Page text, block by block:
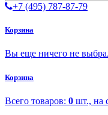
+7 (495) 787-87-79
Корзина
Вы еще ничего не
Корзина
Всего товаров: 0 шт., на